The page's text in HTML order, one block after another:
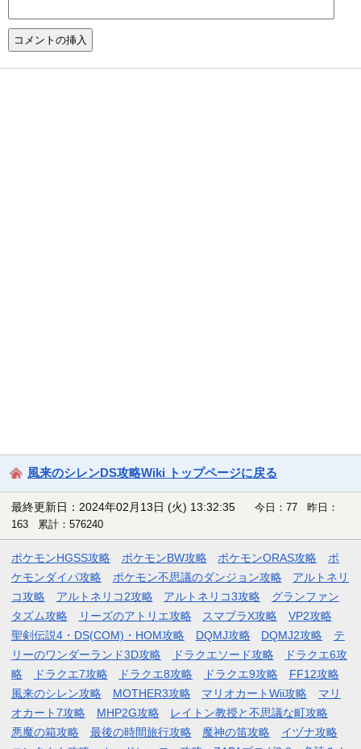
風来のシレンDS攻略Wiki トップページに戻る
最終更新日：2024年02月13日 (火) 13:32:35
今日：77 昨日：
163 累計：576240
ポケモンHGSS攻略 ポケモンBW攻略 ポケモンORAS攻略
ポ
ケモンダイパ攻略
ポケモン不思議のダンジョン攻略
アルトネリ
コ攻略
アルトネリコ2攻略 アルトネリコ3攻略
グランファン
タズム攻略
リーズのアトリエ攻略 スマブラX攻略
VP2攻略
聖剣伝説4・DS(COM)・HOM攻略
DQMJ攻略 DQMJ2攻略
テ
リーのワンダーランド3D攻略
ドラクエソード攻略
ドラクエ6攻
略
ドラクエ7攻略 ドラクエ8攻略 ドラクエ9攻略
FF12攻略
風来のシレン攻略
MOTHER3攻略 マリオカートWii攻略
マリ
オカート7攻略
MHP2G攻略
レイトン教授と不思議な町攻略
悪魔の箱攻略
最後の時間旅行攻略 魔神の笛攻略
イヅナ攻略